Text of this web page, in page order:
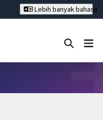
Lebih banyak bahasa